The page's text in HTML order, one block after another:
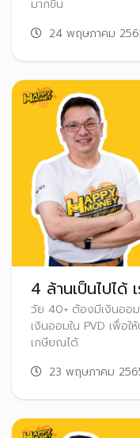
มากขึ้น
24 พฤษภาคม
4 ล้านเป็นไปได้
วัย 40+ ต้องมีเงินออม
เงินออมใน PVD เพื่อใ
เกษียณได้
23 พฤษภาคม